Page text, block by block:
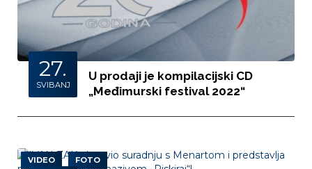
27.
SVIBANJ
U prodaji je kompilacijski CD
„Međimurski festival 2022“
VIDEO FOTO